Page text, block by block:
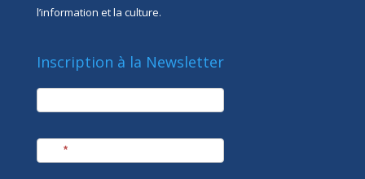
l’information et la culture.
Inscription à la Newsletter
newsletter
*